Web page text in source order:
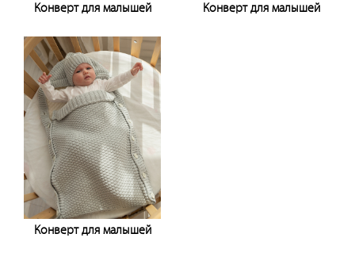
Конверт для малышей
Конверт для малышей
Конверт для малышей